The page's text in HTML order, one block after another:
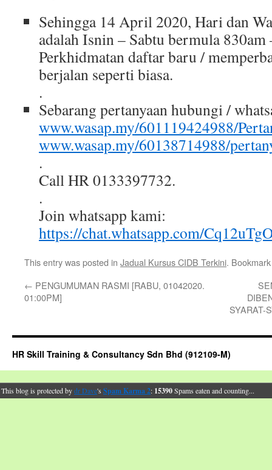
Sehingga 14 April 2020, Hari dan
adalah Isnin – Sabtu bermula 830am
Perkhidmatan daftar baru /
berjalan seperti biasa.
.
Sebarang pertanyaan hubungi /
www.wasap.my/601119424988/
www.wasap.my/60138714988/
.
Call HR 0133397732.
.
Join whatsapp kami:
https://chat.whatsapp.com/
This entry was posted in Jadual Kursus CIDB Terkini.
← PENGUMUMAN RASMI [RABU, 01042020.
01:00PM]
SYARAT-
HR Skill Training & Consultancy Sdn Bhd (912109-M)
This blog is protected bydr Dave's Spam Karma 2: 15390Spams eaten and counting...